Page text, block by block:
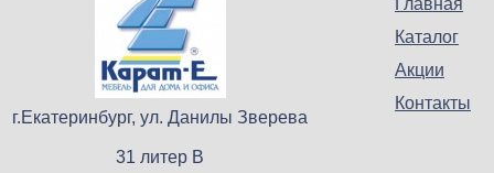
Главная
Каталог
Акции
Контакты
г.Екатеринбург, ул. Данилы Зверева
31 литер В